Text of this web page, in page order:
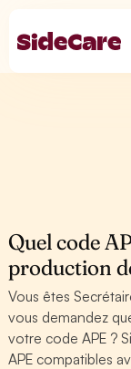
Quel code
production
Vous êtes
vous demandez
votre code APE ?
APE compatibles